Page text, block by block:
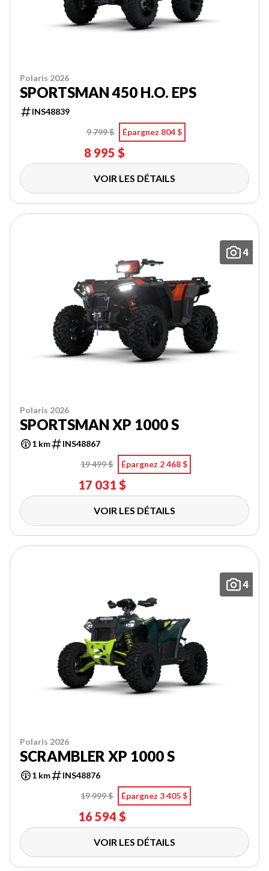
Polaris 2026
SPORTSMAN 450 H.O. EPS
INS48839
9 799 $
Épargnez 804 $
8 995 $
VOIR LES DÉTAILS
4
Polaris 2026
SPORTSMAN XP 1000 S
1 km
INS48867
19 499 $
Épargnez 2 468 $
17 031 $
VOIR LES DÉTAILS
4
Polaris 2026
SCRAMBLER XP 1000 S
1 km
INS48876
19 999 $
Épargnez 3 405 $
16 594 $
VOIR LES DÉTAILS